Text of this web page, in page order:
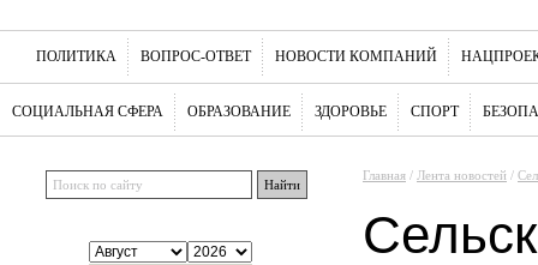
ПОЛИТИКА ВОПРОС-ОТВЕТ НОВОСТИ КОМПАНИЙ
СОЦИАЛЬНАЯ СФЕРА ОБРАЗОВАНИЕ ЗДОРОВЬЕ СПОРТ
Главная / Лента новостей /